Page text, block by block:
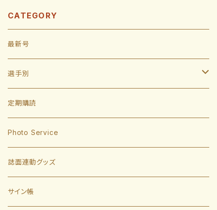
CATEGORY
最新号
選手別
投手
東浜巨
有原航平
捕手
甲斐拓也
海野隆司
内野手
川瀬晃
外野手
定期購読
Photo Service
誌面連動グッズ
サイン帳